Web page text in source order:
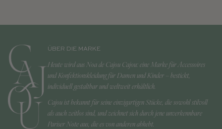
ÜBER DIE MARKE
Heute wird aus Noa de Cajou Cajou: eine Marke für Accessoires
und Konfektionskleidung für Damen und Kinder – bestickt,
individuell gestaltbar und weltweit erhältlich.
Cajou ist bekannt für seine einzigartigen Stücke, die sowohl stilvoll
als auch zeitlos sind, und zeichnet sich durch jene unverkennbare
Pariser Note aus, die es von anderen abhebt.